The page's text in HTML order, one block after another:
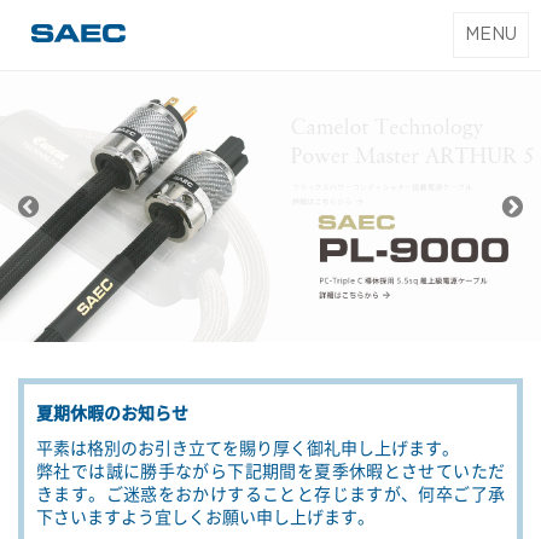
T
a
v
t
n
MENU
SAEC
夏期休暇のお知らせ
平素は格別のお引き立てを賜り厚く御礼申し上げます。
弊社では誠に勝手ながら下記期間を夏季休暇とさせていただ
きます。ご迷惑をおかけすることと存じますが、何卒ご了承
下さいますよう宜しくお願い申し上げます。